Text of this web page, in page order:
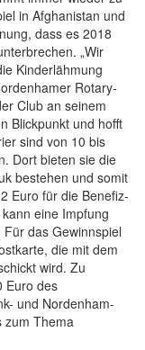
in Afghanistan und
dass es 2018
„Wir
Kinderlähmung
Rotary-
Club an seinem
Blickpunkt und hofft
sind von 10 bis
Dort bieten sie die
bestehen und somit
Euro für die Benefiz-
eine Impfung
das Gewinnspiel
die mit dem
wird. Zu
Euro des
und Nordenham-
zum Thema